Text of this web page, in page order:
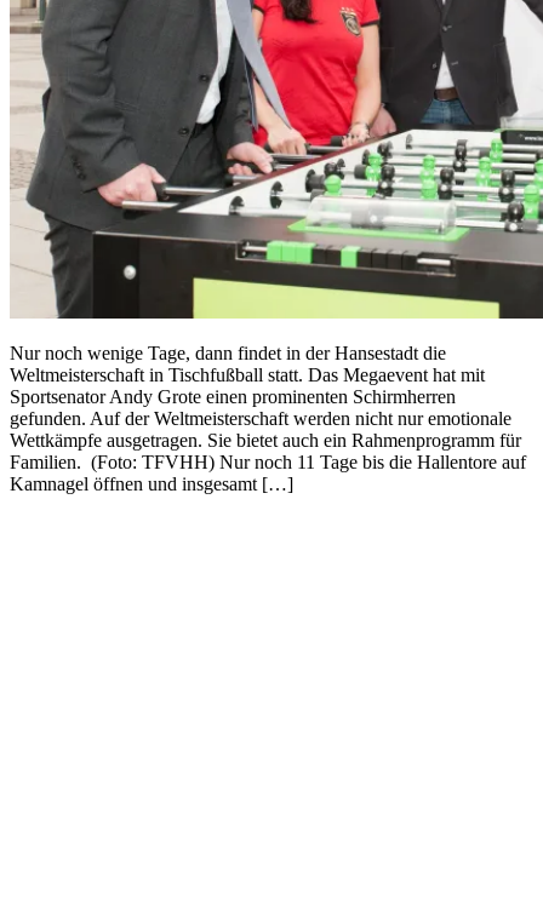
Nur noch wenige Tage, dann findet in der Hansestadt die
Weltmeisterschaft in Tischfußball statt. Das Megaevent hat mit
Sportsenator Andy Grote einen prominenten Schirmherren
gefunden. Auf der Weltmeisterschaft werden nicht nur emotionale
Wettkämpfe ausgetragen. Sie bietet auch ein Rahmenprogramm für
Familien. (Foto: TFVHH) Nur noch 11 Tage bis die Hallentore auf
Kamnagel öffnen und insgesamt […]